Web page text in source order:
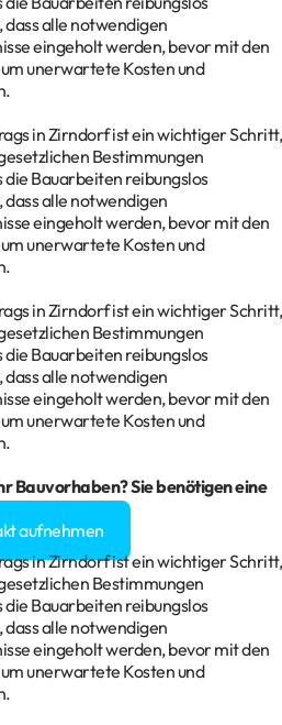
alle notwendigen
eingeholt werden, bevor mit den
unerwartete Kosten und
in Zirndorf ist ein wichtiger Schritt,
Bestimmungen
Bauarbeiten reibungslos
alle notwendigen
eingeholt werden, bevor mit den
unerwartete Kosten und
in Zirndorf ist ein wichtiger Schritt,
Bestimmungen
Bauarbeiten reibungslos
alle notwendigen
eingeholt werden, bevor mit den
unerwartete Kosten und
Bauvorhaben? Sie benötigen eine
aufnehmen
in Zirndorf ist ein wichtiger Schritt,
Bestimmungen
Bauarbeiten reibungslos
alle notwendigen
eingeholt werden, bevor mit den
unerwartete Kosten und